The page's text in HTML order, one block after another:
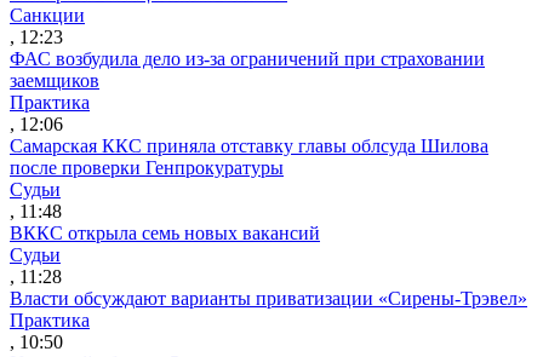
Санкции
, 12:23
ФАС возбудила дело из-за ограничений при страховании
заемщиков
Практика
, 12:06
Самарская ККС приняла отставку главы облсуда Шилова
после проверки Генпрокуратуры
Судьи
, 11:48
ВККС открыла семь новых вакансий
Судьи
, 11:28
Власти обсуждают варианты приватизации «Сирены-Трэвел»
Практика
, 10:50